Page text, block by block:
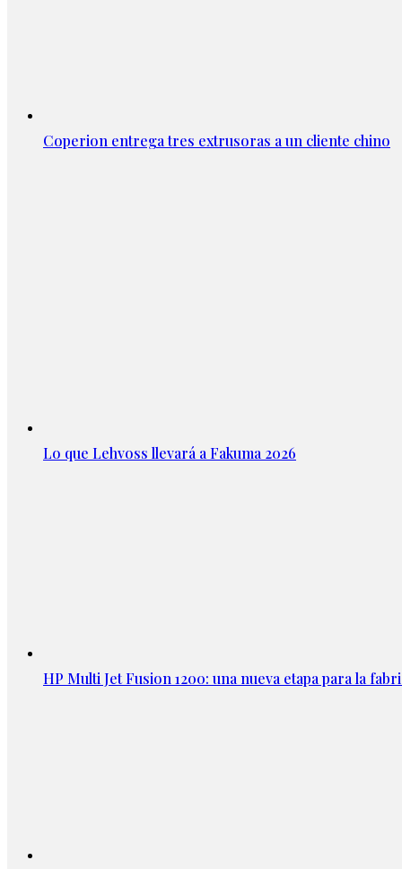
Coperion entrega tres extrusoras a un cliente chino
Lo que Lehvoss llevará a Fakuma 2026
HP Multi Jet Fusion 1200: una nueva etapa para la